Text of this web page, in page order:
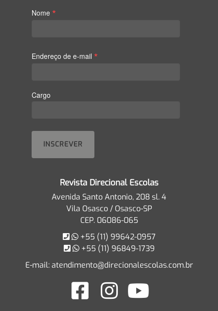
Nome *
Endereço de e-mail *
Cargo
Revista Direcional Escolas
Avenida Santo Antonio, 208 sl. 4
Vila Osasco / Osasco-SP
CEP. 06086-065
+55 (11) 99642-0957
+55 (11) 96849-1739
E-mail:atendimento@direcionalescolas.com.br